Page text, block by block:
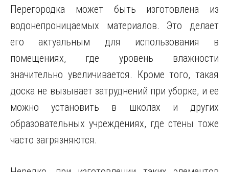
Перегородка может быть изготовлена из
водонепроницаемых материалов. Это делает
его актуальным для использования в
помещениях, где уровень влажности
значительно увеличивается. Кроме того, такая
доска не вызывает затруднений при уборке, и ее
можно установить в школах и других
образовательных учреждениях, где стены тоже
часто загрязняются.